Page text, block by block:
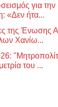
για
«Δεν ήτα...
της Ένωσης
Χανίω...
του ...